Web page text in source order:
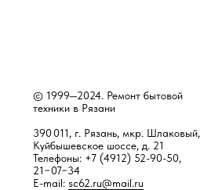
© 1999—2024. Ремонт бытовой
техники в Рязани
390 011, г. Рязань, мкр. Шлаковый,
Куйбышевское шоссе, д. 21
Телефоны: +7 (4912) 52-90-50,
21−07−34
E-mail: sc62.ru@mail.ru